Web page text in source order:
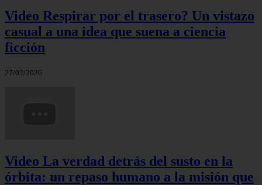
Video Respirar por el trasero? Un vistazo
casual a una idea que suena a ciencia
ficción
27/02/2026
Video La verdad detrás del susto en la
órbita: un repaso humano a la misión que